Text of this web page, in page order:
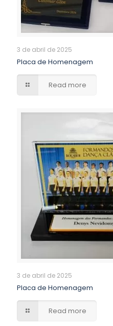
3 de abril de 2025
Placa de Homenagem
Read more
3 de abril de 2025
Placa de Homenagem
Read more